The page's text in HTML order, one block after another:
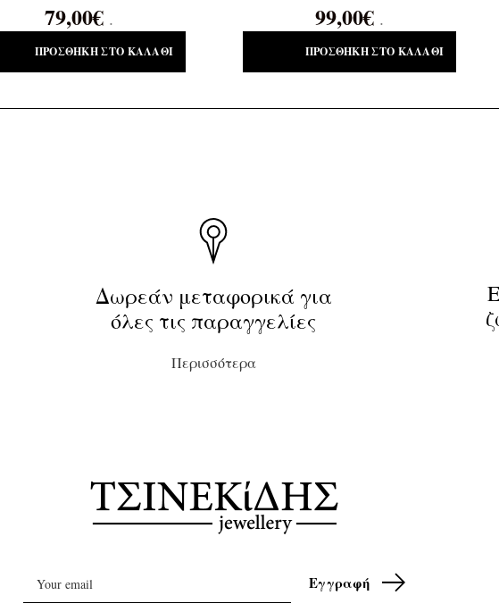
79,00€ .
ΠΡΟΣΘΉΚΗ ΣΤΟ ΚΑΛΆΘΙ
99,00€ .
ΠΡΟΣΘΉΚΗ ΣΤΟ ΚΑΛΆΘΙ
Δωρεάν μεταφορικά για
όλες τις παραγγελίες
Περισσότερα